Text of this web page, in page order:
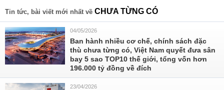
Tin tức, bài viết mới nhất về CHƯA TỪNG CÓ
04/05/2026
Ban hành nhiều cơ chế, chính sách đặc
thù chưa từng có, Việt Nam quyết đưa sân
bay 5 sao TOP10 thế giới, tổng vốn hơn
196.000 tỷ đồng về đích
23/04/2026